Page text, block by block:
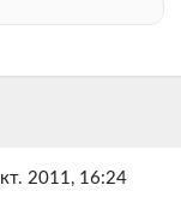
2011, 16:24